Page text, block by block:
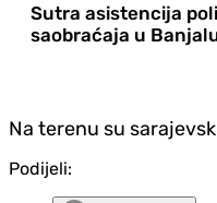
Sutra asistencija
saobraćaja u
Na terenu su
Podijeli: